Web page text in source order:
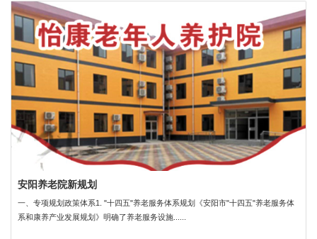
安阳养老院新规划
一、专项规划政策体系1. "十四五"养老服务体系规划《安阳市"十四五"养老服务体
系和康养产业发展规划》明确了养老服务设施......